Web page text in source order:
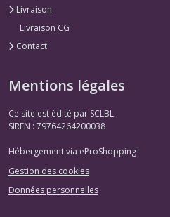
Livraison
Livraison CG
Contact
Mentions légales
Ce site est édité par SCLBL.
SIREN : 79764264200038
Hébergement via eProShopping
Gestion des cookies
Données personnelles